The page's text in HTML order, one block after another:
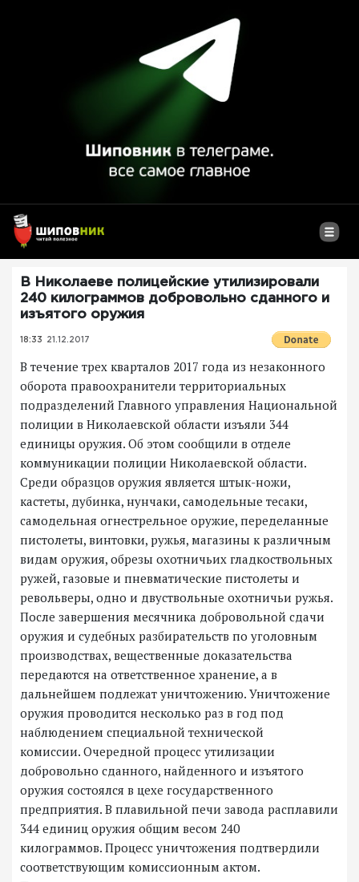
В Николаеве полицейские утилизировали
240 килограммов добровольно сданного и
изъятого оружия
18:33 21.12.2017
В течение трех кварталов 2017 года из незаконного
оборота правоохранители территориальных
подразделений Главного управления Национальной
полиции в Николаевской области изъяли 344
единицы оружия. Об этом сообщили в отделе
коммуникации полиции Николаевской области.
Среди образцов оружия является штык-ножи,
кастеты, дубинка, нунчаки, самодельные тесаки,
самодельная огнестрельное оружие, переделанные
пистолеты, винтовки, ружья, магазины к различным
видам оружия, обрезы охотничьих гладкоствольных
ружей, газовые и пневматические пистолеты и
револьверы, одно и двуствольные охотничьи ружья.
После завершения месячника добровольной сдачи
оружия и судебных разбирательств по уголовным
производствах, вещественные доказательства
передаются на ответственное хранение, а в
дальнейшем подлежат уничтожению. Уничтожение
оружия проводится несколько раз в год под
наблюдением специальной технической
комиссии. Очередной процесс утилизации
добровольно сданного, найденного и изъятого
оружия состоялся в цехе государственного
предприятия. В плавильной печи завода расплавили
344 единиц оружия общим весом 240
килограммов. Процесс уничтожения подтвердили
соответствующим комиссионным актом.